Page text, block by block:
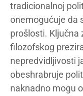
tradicionalnoj
onemogućuje da
prošlosti. Ključna
filozofskog
nepredvidljivosti
obeshrabruje
naknadno mogu